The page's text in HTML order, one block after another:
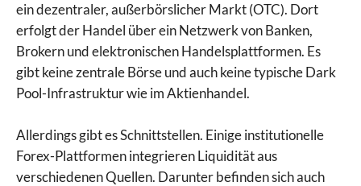
ein dezentraler, außerbörslicher Markt (OTC). Dort
erfolgt der Handel über ein Netzwerk von Banken,
Brokern und elektronischen Handelsplattformen. Es
gibt keine zentrale Börse und auch keine typische Dark
Pool-Infrastruktur wie im Aktienhandel.
Allerdings gibt es Schnittstellen. Einige institutionelle
Forex-Plattformen integrieren Liquidität aus
verschiedenen Quellen. Darunter befinden sich auch